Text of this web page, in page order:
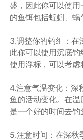
盛，因此你可以使
的鱼饵包括蚯蚓、蜗
3.调整你的钓组：在
此你可以使用沉底
使用浮标，可以考虑
4.注意气温变化：深
鱼的活动变化。在
是一个好的时间去钓
5.注意时间：在深秋